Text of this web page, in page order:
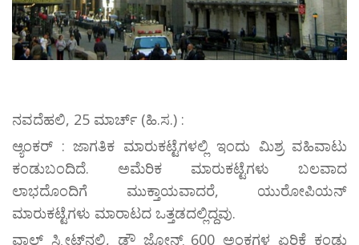
ನವದೆಹಲಿ, 25 ಮಾರ್ಚ್ (ಹಿ.ಸ.) :
ಆ್ಯಂಕರ್ : ಜಾಗತಿಕ ಮಾರುಕಟ್ಟೆಗಳಲ್ಲಿ ಇಂದು ಮಿಶ್ರ ವಹಿವಾಟು
ಕಂಡುಬಂದಿದೆ. ಅಮೆರಿಕ ಮಾರುಕಟ್ಟೆಗಳು ಬಲವಾದ
ಲಾಭದೊಂದಿಗೆ ಮುಕ್ತಾಯವಾದರೆ, ಯುರೋಪಿಯನ್
ಮಾರುಕಟ್ಟೆಗಳು ಮಾರಾಟದ ಒತ್ತಡದಲ್ಲಿದ್ದವು.
ವಾಲ್ ಸ್ಟ್ರೀಟ್‌ನಲ್ಲಿ, ಡೌ ಜೋನ್ಸ್ 600 ಅಂಕಗಳ ಏರಿಕೆ ಕಂಡು